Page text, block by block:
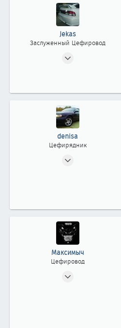
Jekas
Заслуженный Цефировод
1 861
Казахстан г. Астана
denisa
Цефирядник
Максимыч
Цефировод